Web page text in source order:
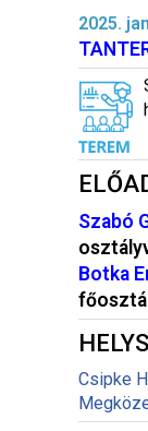
2025.
Szabó
Botka
Csipke